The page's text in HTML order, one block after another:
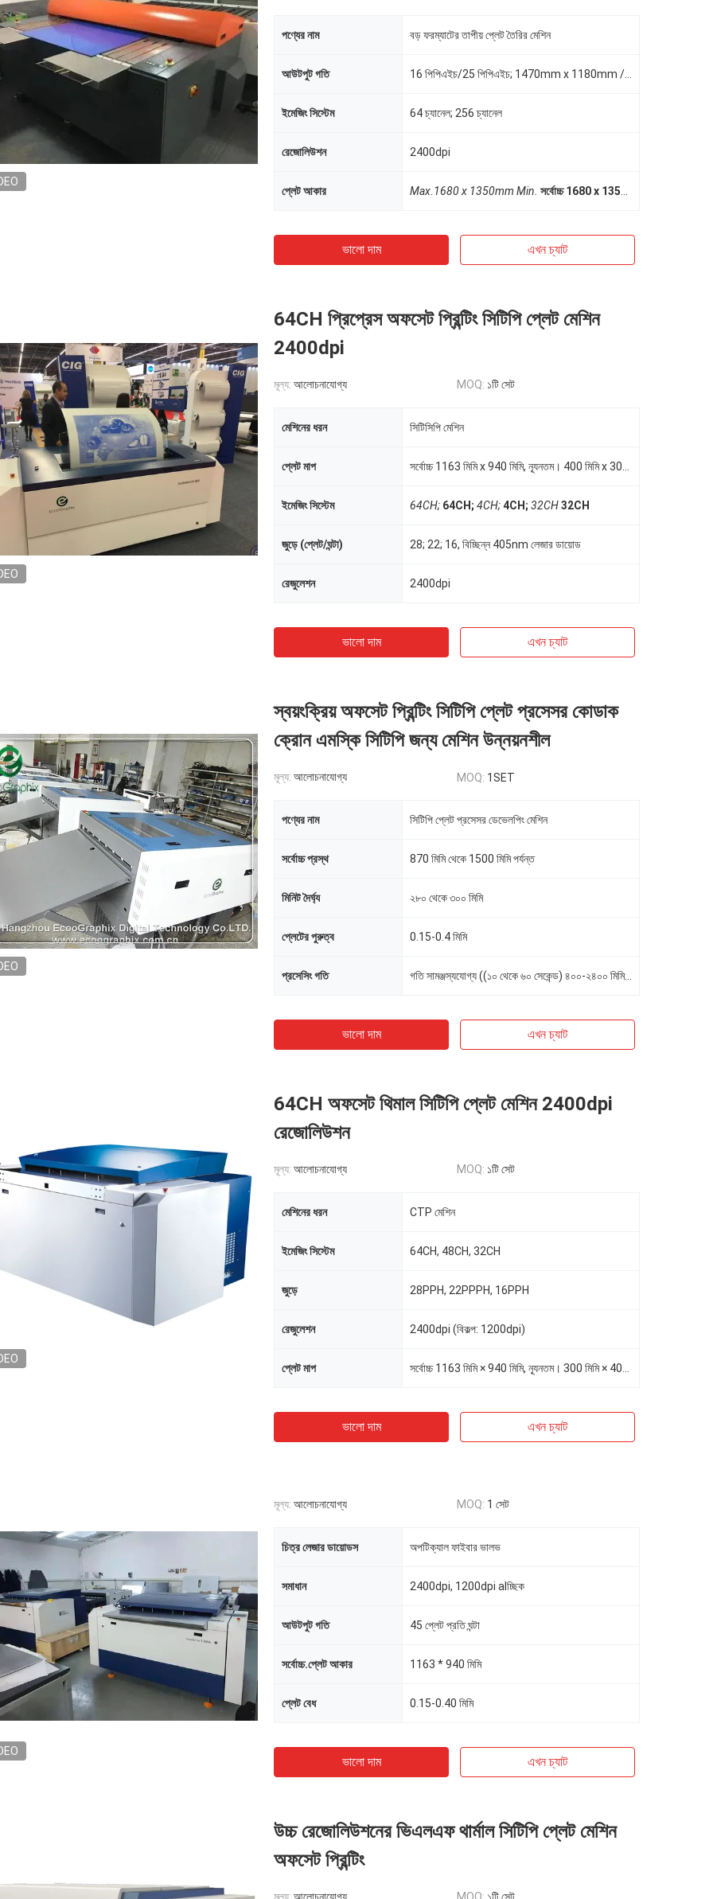
পণ্যের নাম বড় ফরম্যাটের তাপীয় প্লেট তৈরির মেশিন
আউটপুট গতি
ইমেজিং সিস্টেম 64 চ্যানেল; 256 চ্যানেল
রেজোলিউশন 2400dpi
প্লেট আকার Max.1680 x 1350mm Min. সর্বোচ্চ 1680 x 1350 মিমি মিন
ভালো দাম এখন চ্যাট
64CH প্রিপ্রেস অফসেট প্রিন্টিং সিটিপি প্লেট মেশিন
2400dpi
মূল্য: আলোচনাযোগ্য MOQ: ১টি সেট
মেশিনের ধরন সিটিসিপি মেশিন
প্লেট মাপ
ইমেজিং সিস্টেম 64CH; 64CH; 4CH;4CH; 32CH32CH
জুড়ে (প্লেট/ঘন্টা) 28; 22; 16, বিচ্ছিন্ন 405nm লেজার ডায়োড
রেজুলেশন 2400dpi
ভালো দাম এখন চ্যাট
স্বয়ংক্রিয় অফসেট প্রিন্টিং সিটিপি প্লেট প্রসেসর কোডাক
ক্রোন এমস্কি সিটিপি জন্য মেশিন উন্নয়নশীল
মূল্য: আলোচনাযোগ্য MOQ: 1SET
পণ্যের নাম সিটিপি প্লেট প্রসেসর ডেভেলপিং মেশিন
সর্বোচ্চ প্রস্থ 870 মিমি থেকে 1500 মিমি পর্যন্ত
মিনিট দৈর্ঘ্য ২৮০ থেকে ৩০০ মিমি
প্লেটের পুরুত্ব 0.15-0.4 মিমি
প্রসেসিং গতি গতি সামঞ্জস্যযোগ্য ((১০ থেকে ৬০ সেকেন্ড) ৪০০-২৪০০ মিমি / মিনিট
ভালো দাম এখন চ্যাট
64CH অফসেট থিমাল সিটিপি প্লেট মেশিন 2400dpi
রেজোলিউশন
মূল্য: আলোচনাযোগ্য MOQ: ১টি সেট
মেশিনের ধরন CTP মেশিন
ইমেজিং সিস্টেম 64CH, 48CH, 32CH
জুড়ে 28PPH, 22PPPH, 16PPH
রেজুলেশন 2400dpi (বিকল্প: 1200dpi)
প্লেট মাপ
ভালো দাম এখন চ্যাট
মূল্য: আলোচনাযোগ্য MOQ: 1 সেট
চিত্র লেজার ডায়োডস অপটিক্যাল ফাইবার ভালভ
সমাধান 2400dpi, 1200dpi alচ্ছিক
আউটপুট গতি 45 প্লেট প্রতি ঘন্টা
সর্বোচ্চ.প্লেট আকার 1163 * 940 মিমি
প্লেট বেধ 0.15-0.40 মিমি
ভালো দাম এখন চ্যাট
উচ্চ রেজোলিউশনের ভিএলএফ থার্মাল সিটিপি প্লেট মেশিন
অফসেট প্রিন্টিং